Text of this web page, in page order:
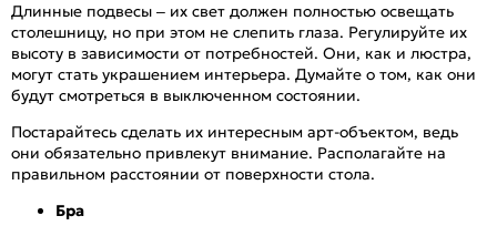
Длинные подвесы – их свет должен полностью освещать
столешницу, но при этом не слепить глаза. Регулируйте их
высоту в зависимости от потребностей. Они, как и люстра,
могут стать украшением интерьера. Думайте о том, как они
будут смотреться в выключенном состоянии.
Постарайтесь сделать их интересным арт-объектом, ведь
они обязательно привлекут внимание. Располагайте на
правильном расстоянии от поверхности стола.
Бра